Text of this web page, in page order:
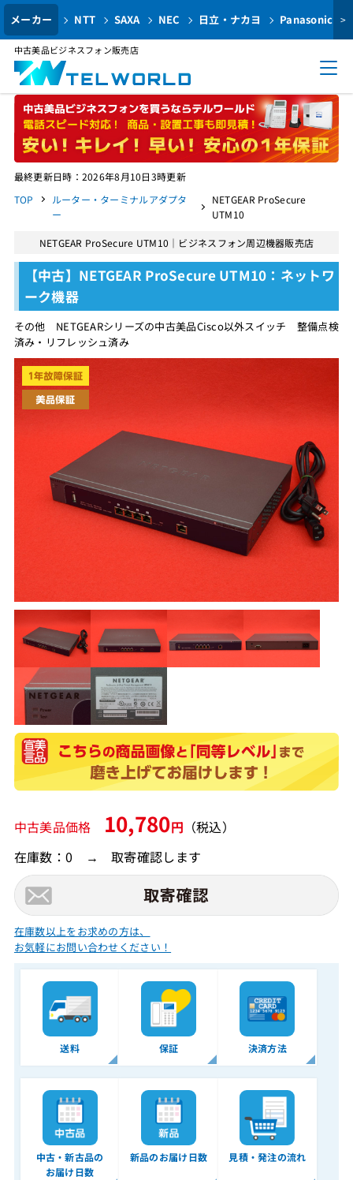
メーカー NTT SAXA NEC 日立・ナカヨ Panasonic >
中古美品ビジネスフォン販売店
最終更新日時：2026年8月10日3時更新
TOP
ルーター・ターミナルアダプタ
ー
NETGEAR ProSecure
UTM10
NETGEAR ProSecure UTM10｜ビジネスフォン周辺機器販売店
【中古】NETGEAR ProSecure UTM10：ネットワ
ーク機器
その他 NETGEARシリーズの中古美品Cisco以外スイッチ 整備点検
済み・リフレッシュ済み
中古美品価格 10,780円 （税込）
在庫数：0 → 取寄確認します
在庫数以上をお求めの方は、
お気軽にお問い合わせください！
送料 保証 決済方法
中古・新古品の
お届け日数
新品のお届け日数 見積・発注の流れ